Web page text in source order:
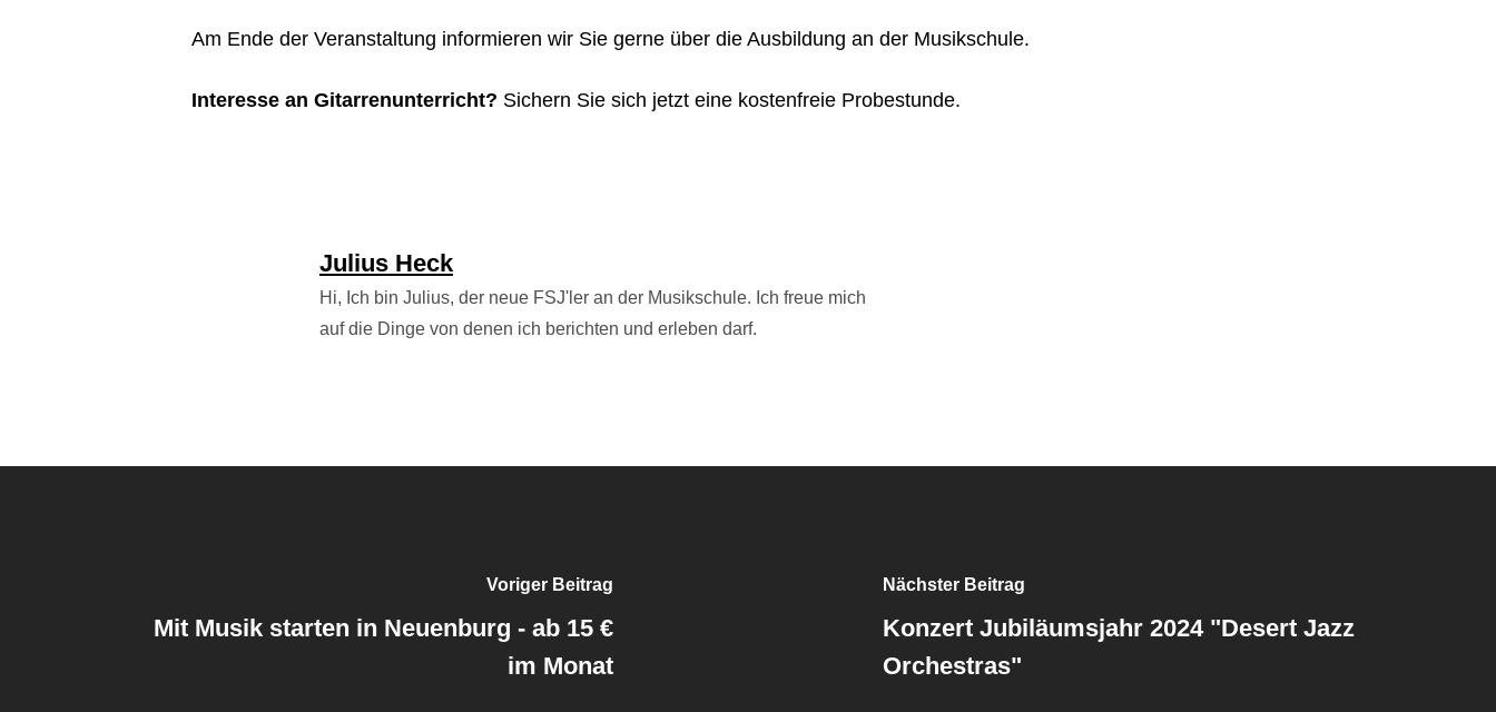
Am Ende der Veranstaltung informieren wir Sie gerne über die Ausbildung an der Musikschule.
Interesse an Gitarrenunterricht? Sichern Sie sich jetzt eine kostenfreie Probestunde.
Julius Heck
Hi, Ich bin Julius, der neue FSJ'ler an der Musikschule. Ich freue mich
auf die Dinge von denen ich berichten und erleben darf.
Voriger Beitrag
Mit Musik starten in Neuenburg - ab 15 €
im Monat
Nächster Beitrag
Konzert Jubiläumsjahr 2024 "Desert Jazz
Orchestras"